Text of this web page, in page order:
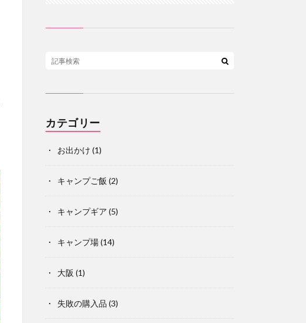
カテゴリー
お出かけ (1)
キャンプご飯 (2)
キャンプギア (5)
キャンプ場(14)
大阪 (1)
失敗の購入品 (3)